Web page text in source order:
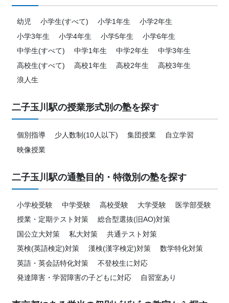
幼児 小学生(すべて) 小学1年生
小学2年生
小学3年生
小学4年生 小学5年生
小学6年生
中学生(すべて)
中学1年生 中学2年生
中学3年生
高校生(すべて)
高校1年生 高校2年生
高校3年生
浪人生
二子玉川駅の授業形式別の塾を探す
個別指導 少人数制(10人以下) 集団授業
自立学習
映像授業
二子玉川駅の通塾目的・特徴別の塾を探す
小学校受験 中学受験 高校受験 大学受験
医学部受験
授業・定期テスト対策
総合型選抜(旧AO)対策
国公立大対策
私大対策
共通テスト対策
英検(英語検定)対策
漢検(漢字検定)対策
数学特化対策
英語・英会話特化対策
不登校生に対応
発達障害・学習障害の子どもに対応
自習室あり